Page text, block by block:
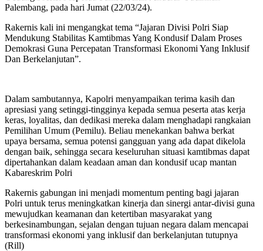
Palembang, pada hari Jumat (22/03/24).
Rakernis kali ini mengangkat tema “Jajaran Divisi Polri Siap
Mendukung Stabilitas Kamtibmas Yang Kondusif Dalam Proses
Demokrasi Guna Percepatan Transformasi Ekonomi Yang Inklusif
Dan Berkelanjutan”.
Dalam sambutannya, Kapolri menyampaikan terima kasih dan
apresiasi yang setinggi-tingginya kepada semua peserta atas kerja
keras, loyalitas, dan dedikasi mereka dalam menghadapi rangkaian
Pemilihan Umum (Pemilu). Beliau menekankan bahwa berkat
upaya bersama, semua potensi gangguan yang ada dapat dikelola
dengan baik, sehingga secara keseluruhan situasi kamtibmas dapat
dipertahankan dalam keadaan aman dan kondusif ucap mantan
Kabareskrim Polri
Rakernis gabungan ini menjadi momentum penting bagi jajaran
Polri untuk terus meningkatkan kinerja dan sinergi antar-divisi guna
mewujudkan keamanan dan ketertiban masyarakat yang
berkesinambungan, sejalan dengan tujuan negara dalam mencapai
transformasi ekonomi yang inklusif dan berkelanjutan tutupnya
(Rill)